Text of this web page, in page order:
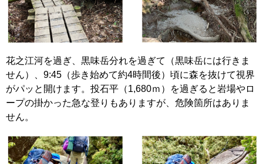
花之江河を過ぎ、黒味岳分れを過ぎて（黒味岳には行きま
せん）、9:45（歩き始めて約4時間後）頃に森を抜けて視界
がパッと開けます。投石平（1,680ｍ）を過ぎると岩場やロ
ープの掛かった急な登りもありますが、危険箇所はありま
せん。